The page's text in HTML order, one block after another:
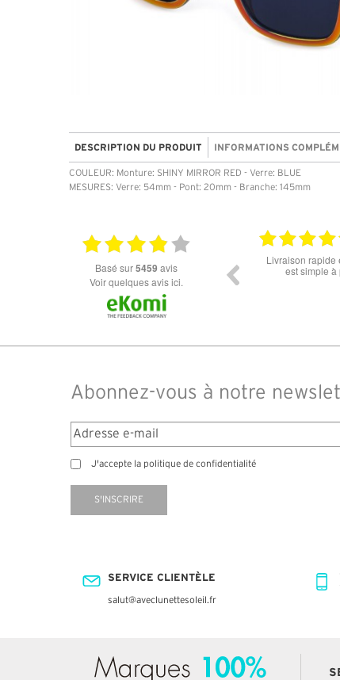
DESCRIPTION DU PRODUIT INFORMATIONS
COULEUR: Monture: SHINY MIRROR RED - Verre: BLUE
MESURES: Verre: 54mm - Pont: 20mm - Branche: 145mm
basé sur5459 avis
Voir quelques avis ici.
06.07.2026
Prix attractif, frais de port
dans les types de lunettes.
des différents produits ne
Abonnez-vous à notre
J'accepte la politique de confidentialité
S'INSCRIRE
SERVICE CLIENTÈLE
salut@aveclunettesoleil.fr